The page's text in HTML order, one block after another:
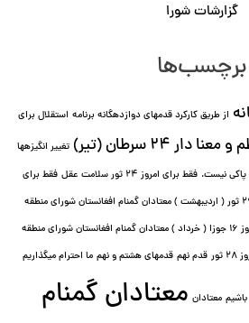
گزارشات شورا
برچسب‌ها
از طریق کارکرد قدمهای دوازده⁯گانه برنامه استقلال برای
دار ٢۴ سرطان (تیر)
تغییر انگیزه⁯ها
نیست. فقط برای امروز 24 ثور سلامت عقل
فقط برای
فقط برای امروز ٢٩ ثور ( اردیبهشت ) معتادان گمنام افغانستان شورای منطقه
فقط برای امروز ۱۶ جوزا ( خرداد ) معتادان گمنام افغانستان شورای منطقه
ثور قدم نهم قدمهای هشتم و نهم ما احترام میگذاریم
معتادان معتادان گمنام